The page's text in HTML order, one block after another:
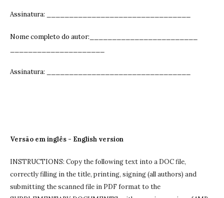
Assinatura: ______________________________
Nome completo do autor:________________________
Assinatura: ______________________________
Versão em inglês - English version
INSTRUCTIONS: Copy the following text into a DOC file,
correctly filling in the title, printing, signing (all authors) and
submitting the scanned file in PDF format to the